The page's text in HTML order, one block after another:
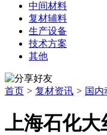
中间材料
复材辅料
生产设备
技术方案
其他
首页 > 复材资讯 > 国内
上海石化大